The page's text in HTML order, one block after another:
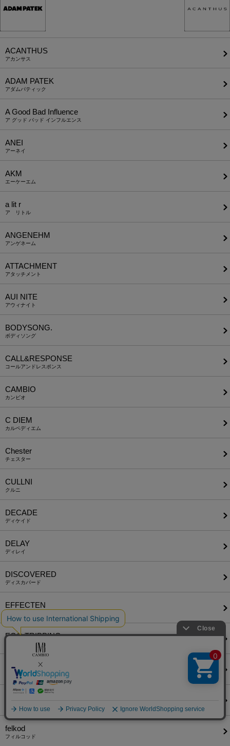
ACANTHUS
アカンサス
ADAM PATEK
アダムパティック
A Good Bad Influence
ア グッド バッド インフルエンス
ANEI
アーネイ
AKM
エーケーエム
a lit r
ア リトル
ANGENEHM
アンゲネーム
ATTACHMENT
アタッチメント
AUI NITE
アウィナイト
BODYSONG.
ボディソング
CALL&RESPONSE
コールアンドレスポンス
CAMBIO
カンビオ
C DIEM
カルペディエム
Chester
チェスター
CULLNI
クルニ
DECADE
ディケイド
DELAY
ディレイ
DISCOVERED
ディスカバード
EFFECTEN
EGO TRIPPING
エゴトリッピング
FACTOTUM
ファクトタム
ファンダメンタル
felkod
フィルコッド